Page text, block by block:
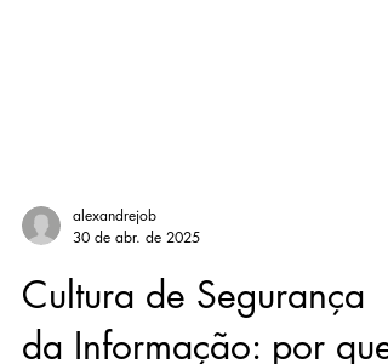
30 de abr. de 2025
Cultura de Segurança